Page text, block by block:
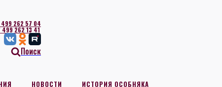
499 262 57 04
499 262 13 41
Поиск
НОВОСТИ ИСТОРИЯ ОСОБНЯКА